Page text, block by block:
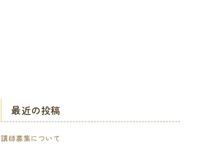
最近の投稿
講師募集について